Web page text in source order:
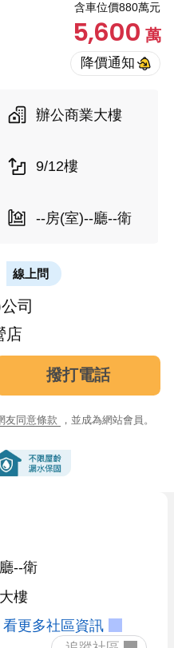
含車位價880萬元
5,600萬
辦公商業大樓
9/12樓
--房(室)--廳--衛
線上問
司
店
撥打電話
友同意條款 ，並成為網站會員。
--衛
樓
看更多社區資訊